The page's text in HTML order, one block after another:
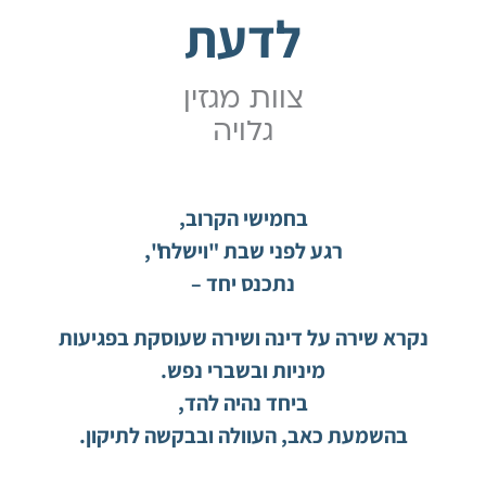
לדעת
צוות מגזין
גלויה
בחמישי הקרוב,
רגע לפני שבת "וישלח",
נתכנס יחד –
נקרא שירה על דינה ושירה שעוסקת בפגיעות
מיניות ובשברי נפש.
ביחד נהיה להד,
בהשמעת כאב, העוולה ובבקשה לתיקון.